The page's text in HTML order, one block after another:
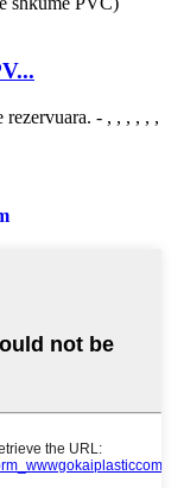
- , , , , , ,